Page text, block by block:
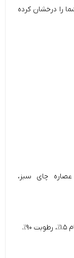
را درخشان کرده
عصاره چای سبز،